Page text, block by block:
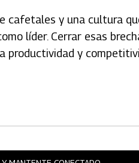
cafetales y una cultura
líder. Cerrar esas
y